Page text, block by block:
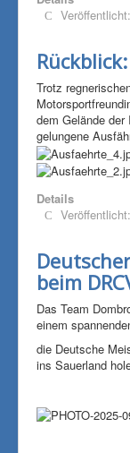
Trotz
dem Gelände
gelungene
Details
beim
Das Team
einem
die Deutsche
ins Sauerland